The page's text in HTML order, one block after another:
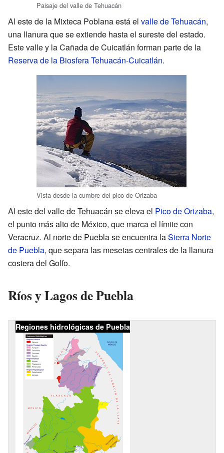
Paisaje del valle de Tehuacán
Al este de la Mixteca Poblana está el valle de Tehuacán,
una llanura que se extiende hasta el sureste del estado.
Este valle y la Cañada de Cuicatlán forman parte de la
Reserva de la Biosfera Tehuacán-Cuicatlán.
Vista desde la cumbre del pico de Orizaba
Al este del valle de Tehuacán se eleva el Pico de Orizaba,
el punto más alto de México, que marca el límite con
Veracruz. Al norte de Puebla se encuentra laSierra Norte
de Puebla, que separa las mesetas centrales de la llanura
costera del Golfo.
Ríos y Lagos de Puebla
Regiones hidrológicas de Puebla